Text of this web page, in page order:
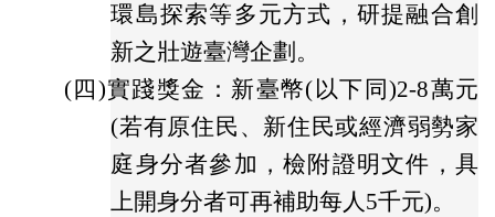
環島探索等多元方式，研提融合創
新之壯遊臺灣企劃。
(四)實踐獎金：新臺幣(以下同)2-8萬元
(若有原住民、新住民或經濟弱勢家
庭身分者參加，檢附證明文件，具
上開身分者可再補助每人5千元)。